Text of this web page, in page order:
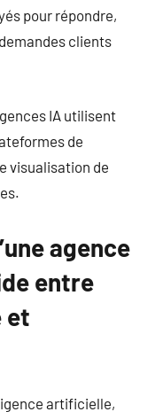
pour répondre,
clients
IA utilisent
de
visualisation de
agence
entre
et
artificielle,